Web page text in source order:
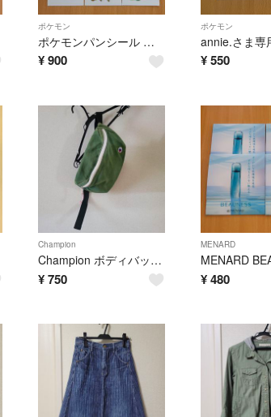
ポケモン
ポケモンパンシール セット
¥ 900
ポケモン
¥550
Champion
Champion ボディバッグ グリーン
¥ 750
MENARD
¥480